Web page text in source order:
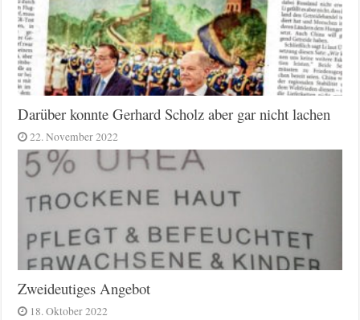
Darüber konnte Gerhard Scholz aber gar nicht lachen
22. November 2022
Zweideutiges Angebot
18. Oktober 2022